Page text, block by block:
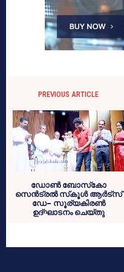
PREVIOUS ARTICLE
ഡോണ്‍ ബോസ്‌കോ
സെന്‍ട്രല്‍ സ്‌കൂള്‍ ആര്‍ട്‌സ്
ഡേ- സൂര്യകിരണ്‍
ഉദ്ഘാടനം ചെയ്തു